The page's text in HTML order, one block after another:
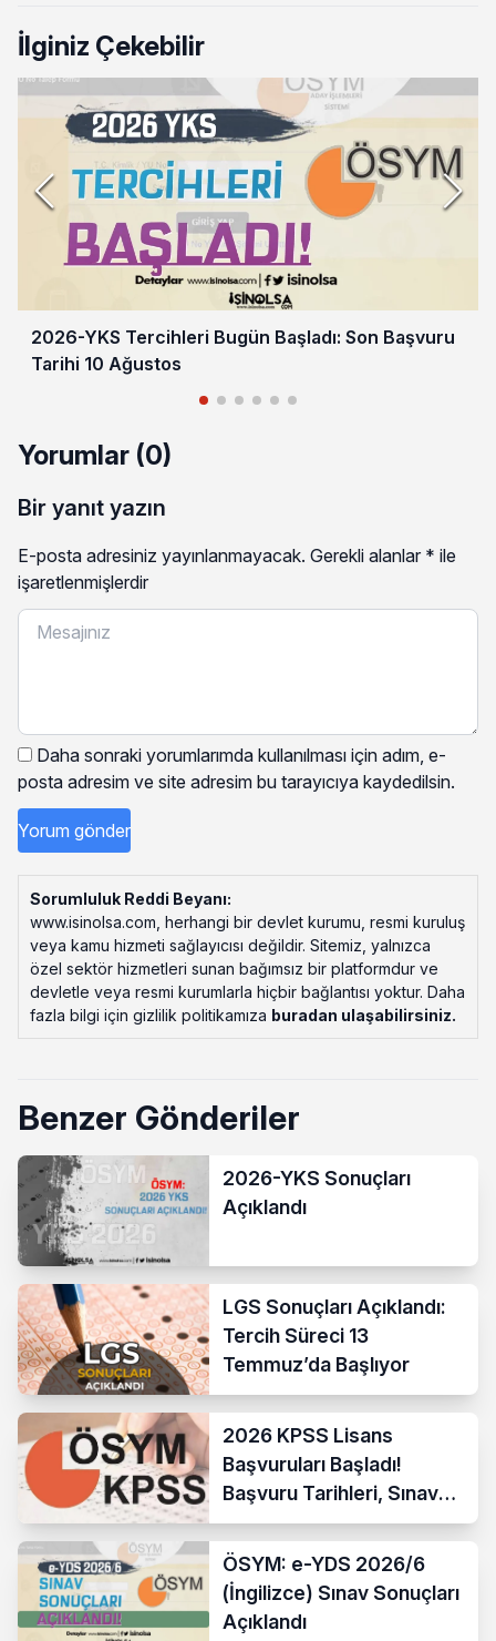
İlginiz Çekebilir
2026-YKS Tercihleri Bugün Başladı: Son Başvuru
Tarihi 10 Ağustos
Yorumlar (0)
Bir yanıt yazın
E-posta adresiniz yayınlanmayacak. Gerekli alanlar * ile
işaretlenmişlerdir
Daha sonraki yorumlarımda kullanılması için adım, e-
posta adresim ve site adresim bu tarayıcıya kaydedilsin.
Sorumluluk Reddi Beyanı:
www.isinolsa.com, herhangi bir devlet kurumu, resmi kuruluş
veya kamu hizmeti sağlayıcısı değildir. Sitemiz, yalnızca
özel sektör hizmetleri sunan bağımsız bir platformdur ve
devletle veya resmi kurumlarla hiçbir bağlantısı yoktur. Daha
fazla bilgi için gizlilik politikamıza buradan ulaşabilirsiniz.
Benzer Gönderiler
2026-YKS Sonuçları
Açıklandı
LGS Sonuçları Açıklandı:
Tercih Süreci 13
Temmuz’da Başlıyor
2026 KPSS Lisans
Başvuruları Başladı!
Başvuru Tarihleri, Sınav
Takvimi ve Tüm Detaylar
ÖSYM: e-YDS 2026/6
(İngilizce) Sınav Sonuçları
Açıklandı